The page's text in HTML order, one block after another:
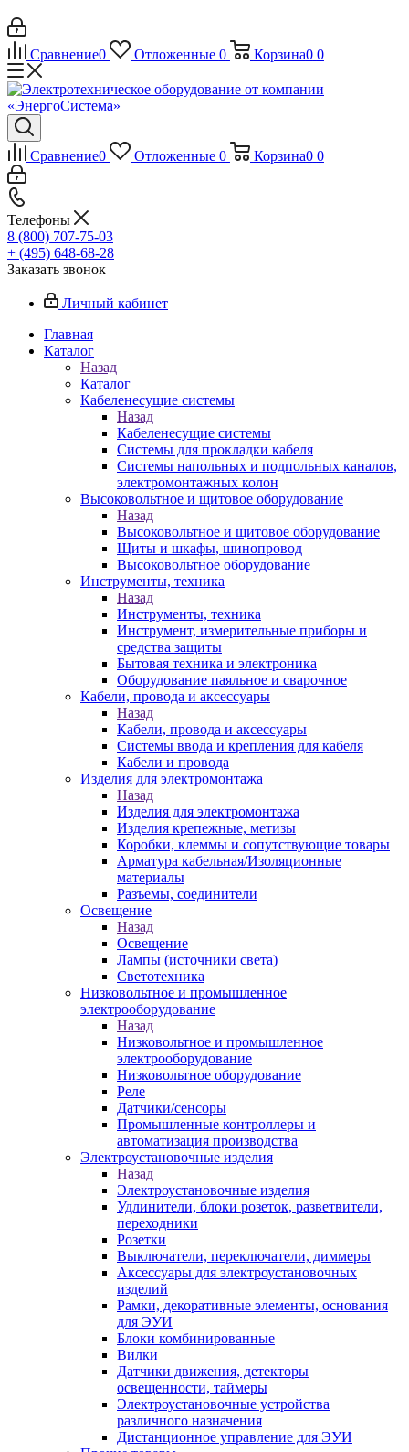
Сравнение0 Отложенные 0 Корзина0 0
Сравнение0 Отложенные 0 Корзина0 0
Телефоны
8 (800) 707-75-03
+ (495) 648-68-28
Заказать звонок
Личный кабинет
Главная
Каталог
Назад
Каталог
Кабеленесущие системы
Назад
Кабеленесущие системы
Системы для прокладки кабеля
Системы напольных и подпольных каналов,
электромонтажных колон
Высоковольтное и щитовое оборудование
Назад
Высоковольтное и щитовое оборудование
Щиты и шкафы, шинопровод
Высоковольтное оборудование
Инструменты, техника
Назад
Инструменты, техника
Инструмент, измерительные приборы и
средства защиты
Бытовая техника и электроника
Оборудование паяльное и сварочное
Кабели, провода и аксессуары
Назад
Кабели, провода и аксессуары
Системы ввода и крепления для кабеля
Кабели и провода
Изделия для электромонтажа
Назад
Изделия для электромонтажа
Изделия крепежные, метизы
Коробки, клеммы и сопутствующие товары
Арматура кабельная/Изоляционные
материалы
Разъемы, соединители
Освещение
Назад
Освещение
Лампы (источники света)
Светотехника
Низковольтное и промышленное
электрооборудование
Назад
Низковольтное и промышленное
электрооборудование
Низковольтное оборудование
Реле
Датчики/сенсоры
Промышленные контроллеры и
автоматизация производства
Электроустановочные изделия
Назад
Электроустановочные изделия
Удлинители, блоки розеток, разветвители,
переходники
Розетки
Выключатели, переключатели, диммеры
Аксессуары для электроустановочных
изделий
Рамки, декоративные элементы, основания
для ЭУИ
Блоки комбинированные
Вилки
Датчики движения, детекторы
освещенности, таймеры
Электроустановочные устройства
различного назначения
Дистанционное управление для ЭУИ